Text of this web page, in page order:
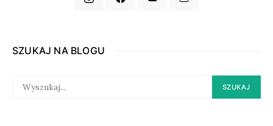
SZUKAJ NA BLOGU
FOR:
SZUKAJ